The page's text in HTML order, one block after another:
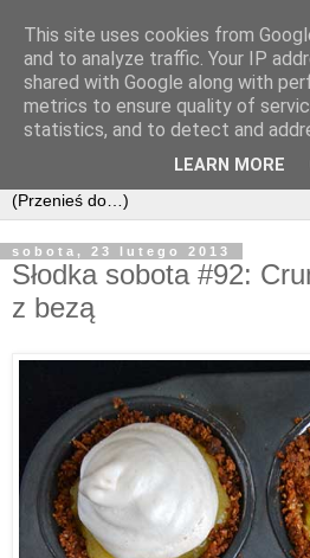
sobota, 23 lutego 2013
Słodka sobota #92:
z bezą
This site uses cookies from
and to analyze traffic. Your IP
shared with Google along with
metrics to ensure quality of
statistics, and to detect and
LEARN MORE